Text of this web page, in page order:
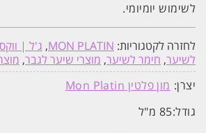
לשימוש יומיומי.
לחזרה לקטגוריות: MON PLATIN
, ג'ל |
לשיער, חימר לשיער, מוצרי שיער לגבר,
יצרן: מון פלטין Mon Platin
גודל:85 מ"ל